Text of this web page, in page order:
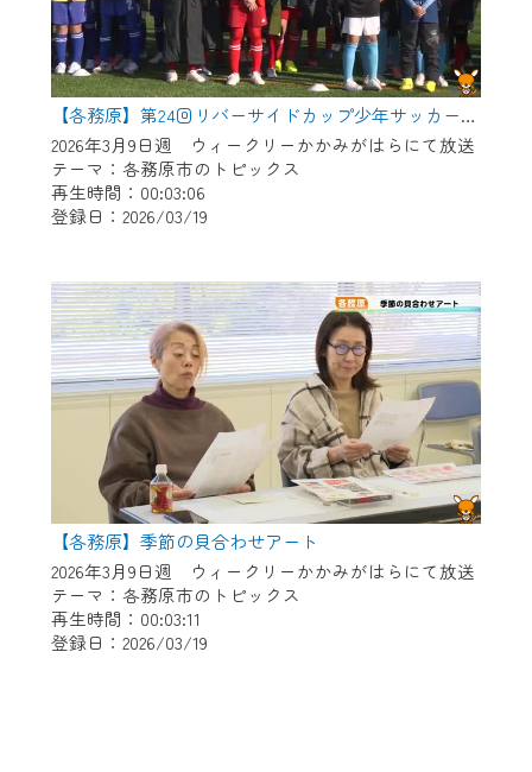
【各務原】第24回リバーサイドカップ少年サッカー大会
2026年3月9日週 ウィークリーかかみがはらにて放送
テーマ：各務原市のトピックス
再生時間：00:03:06
登録日：2026/03/19
【各務原】季節の貝合わせアート
2026年3月9日週 ウィークリーかかみがはらにて放送
テーマ：各務原市のトピックス
再生時間：00:03:11
登録日：2026/03/19